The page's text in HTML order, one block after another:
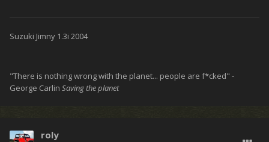
Suzuki Jimny 1.3i 2004
"There is nothing wrong with the planet... people are f*cked" -
George Carlin Saving the planet
roly